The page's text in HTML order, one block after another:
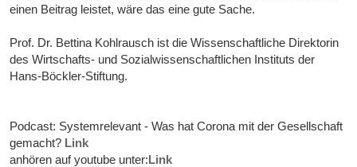
einen Beitrag leistet, wäre das eine gute Sache.
Prof. Dr. Bettina Kohlrausch ist die Wissenschaftliche Direktorin
des Wirtschafts- und Sozialwissenschaftlichen Instituts der
Hans-Böckler-Stiftung.
Podcast: Systemrelevant - Was hat Corona mit der Gesellschaft
gemacht? Link
anhören auf youtube unter:Link